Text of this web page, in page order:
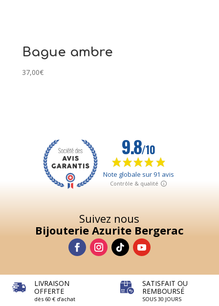
Bague ambre
37,00€
Suivez nous
Bijouterie Azurite Bergerac
LIVRAISON
OFFERTE
dès 60 € d’achat
SATISFAIT OU
REMBOURSÉ
SOUS 30 JOURS